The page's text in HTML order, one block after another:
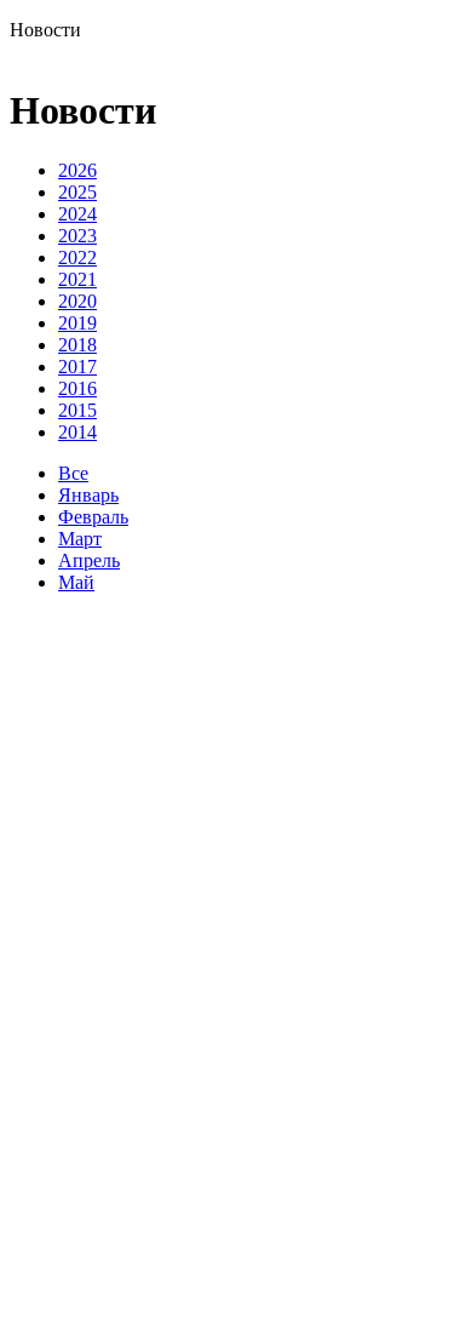
Новости
Новости
2026
2025
2024
2023
2022
2021
2020
2019
2018
2017
2016
2015
2014
Все
Январь
Февраль
Март
Апрель
Май